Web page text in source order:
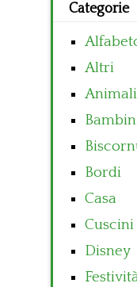
Categorie
Altri
Animali
Bordi
Casa
Disney